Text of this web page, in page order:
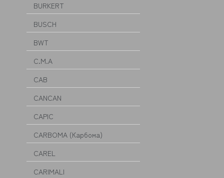
BURKERT
BUSCH
BWT
C.M.A
CAB
CANCAN
CAPIC
CARBOMA (Карбома)
CAREL
CARIMALI